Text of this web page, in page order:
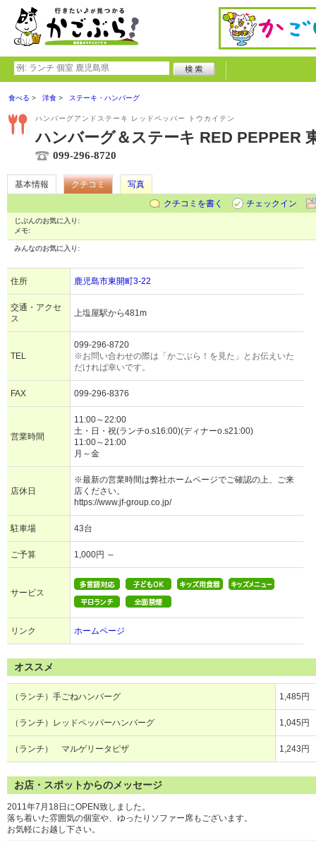
食べる 洋食 ステーキ・ハンバーグ
ハンバーグアンドステーキ レッドペッパー トウカイテン
ハンバーグ＆ステーキ RED PEPPER
099-296-8720
基本情報 クチコミ
写真
クチコミを書く
チェックイン
じぶんのお気に入り:
メモ:
みんなのお気に入り:
住所 鹿児島市東開町3-22
交通・アクセ
ス
上塩屋駅から481m
TEL
099-296-8720
※お問い合わせの際は「かごぶら！を見た」とお伝えいた
だければ幸いです。
FAX 099-296-8376
営業時間
11:00～22:00
土・日・祝(ランチo.s16:00)(ディナーo.s21:00)
11:00～21:00
月～金
店休日
※最新の営業時間は弊社ホームページでご確認の上、ご来
店ください。
https://www.jf-group.co.jp/
駐車場 43台
ご予算 1,000円 ～
サービス
リンク ホームページ
オススメ
（ランチ）手ごねハンバーグ 1,485円
（ランチ）レッドペッパーハンバーグ 1,045円
（ランチ） マルゲリータピザ 1,243円
お店・スポットからのメッセージ
2011年7月18日にOPEN致しました。
落ち着いた雰囲気の個室や、ゆったりソファー席もございます。
お気軽にお越し下さい。